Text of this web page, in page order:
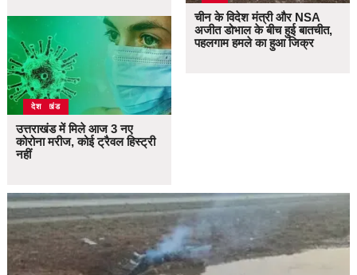
उत्तराखंड
देश
उत्तराखंड में मिले आज 3 नए
कोरोना मरीज, कोई ट्रैवल हिस्ट्री
नहीं
चीन के विदेश मंत्री और NSA
अजीत डोभाल के बीच हुई बातचीत,
पहलगाम हमले का हुआ जिक्र